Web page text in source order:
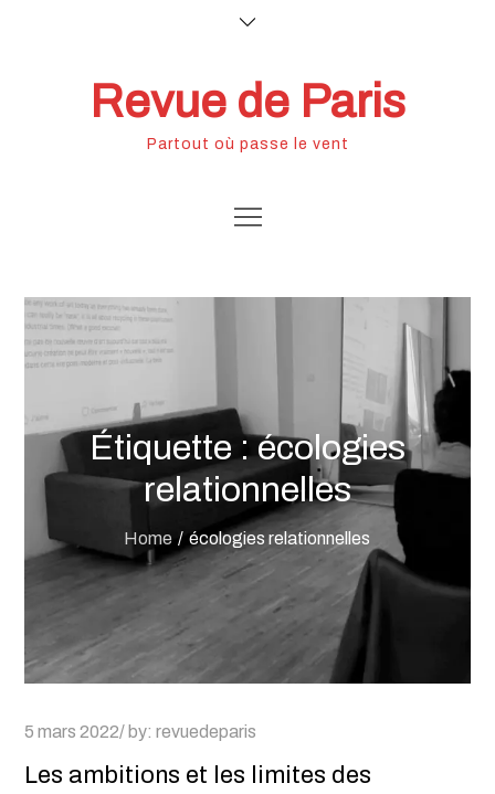
Revue de Paris
Partout où passe le vent
Étiquette :écologies
relationnelles
Home écologies relationnelles
Posted
5 mars 2022 by:revuedeparis
Les ambitions et les limites des